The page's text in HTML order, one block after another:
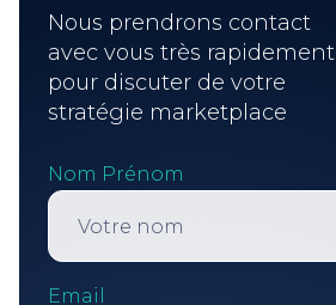
Nous prendrons contact
avec vous très rapidement
pour discuter de votre
stratégie marketplace
Nom Prénom
Email